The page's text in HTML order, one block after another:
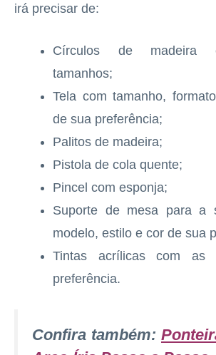
irá precisar de:
Círculos de madeira
tamanhos;
Tela com tamanho,
de sua preferência;
Palitos de madeira;
Pistola de cola quente;
Pincel com esponja;
Suporte de mesa para a
modelo, estilo e cor de sua
Tintas acrílicas com as
preferência.
Confira também: